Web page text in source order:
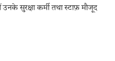
सुरक्षा कर्मी तथा स्टाफ़ मौजूद